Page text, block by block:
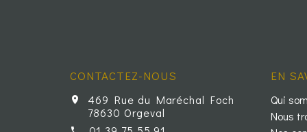
CONTACTEZ-NOUS
469 Rue du Maréchal Foch
78630 Orgeval
EN
Qui
Nous